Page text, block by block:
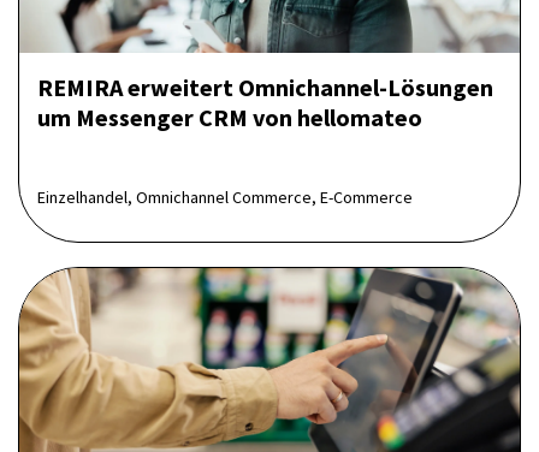
REMIRA erweitert Omnichannel-Lösungen
um Messenger CRM von hellomateo
Einzelhandel, Omnichannel Commerce, E-Commerce